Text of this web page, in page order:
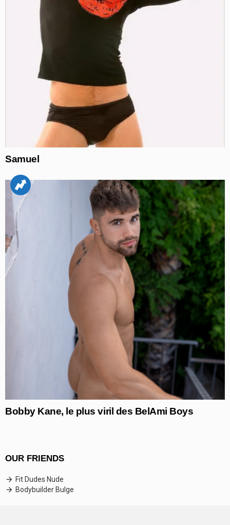
Samuel
Bobby Kane, le plus viril des BelAmi Boys
OUR FRIENDS
Fit Dudes Nude
Bodybuilder Bulge